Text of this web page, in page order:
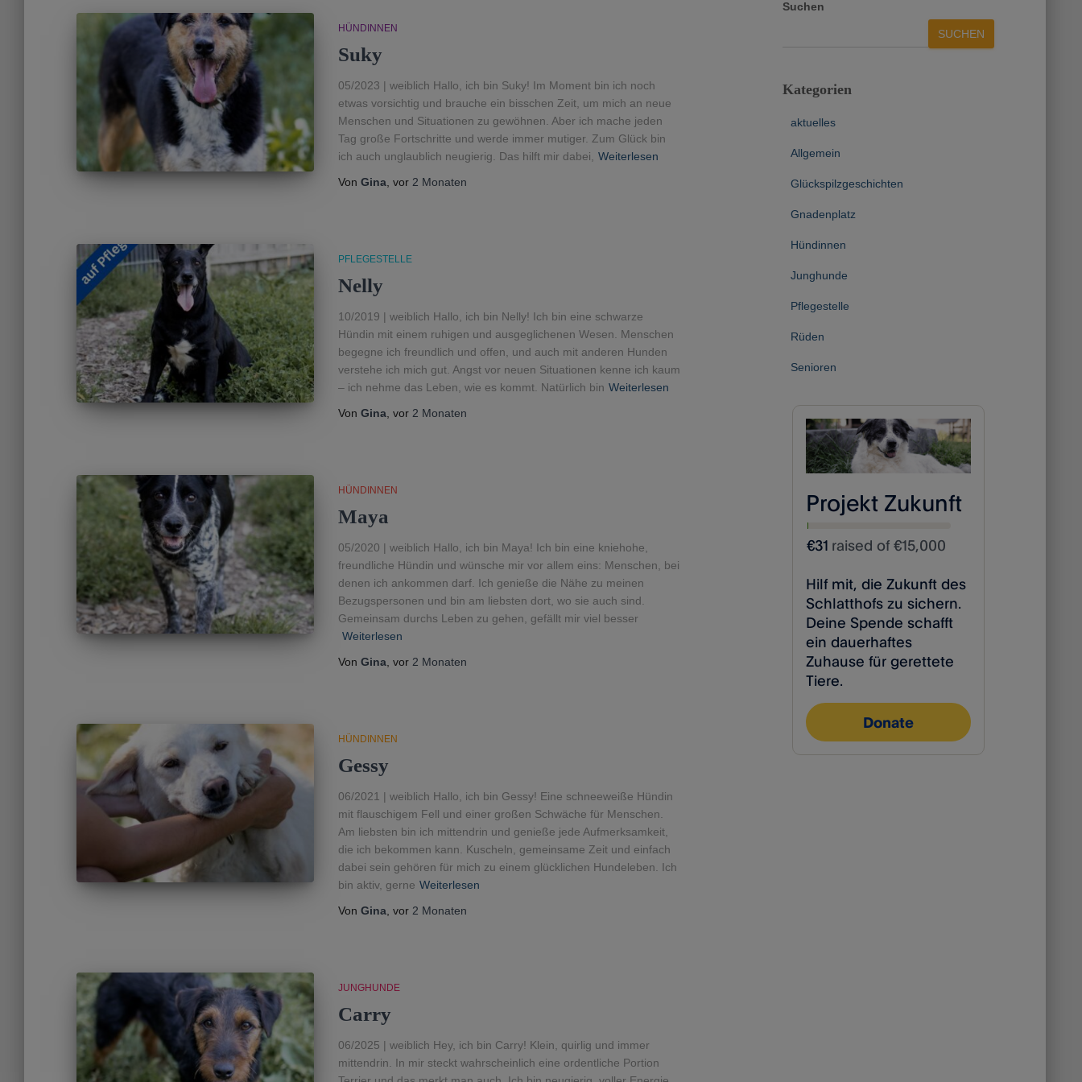
HÜNDINNEN
Suky
05/2023 | weiblich Hallo, ich bin Suky! Im Moment bin ich noch
etwas vorsichtig und brauche ein bisschen Zeit, um mich an neue
Menschen und Situationen zu gewöhnen. Aber ich mache jeden
Tag große Fortschritte und werde immer mutiger. Zum Glück bin
ich auch unglaublich neugierig. Das hilft mir dabei,
Weiterlesen
Von Gina, vor 2 Monaten
PFLEGESTELLE
Nelly
10/2019 | weiblich Hallo, ich bin Nelly! Ich bin eine schwarze
Hündin mit einem ruhigen und ausgeglichenen Wesen. Menschen
begegne ich freundlich und offen, und auch mit anderen Hunden
verstehe ich mich gut. Angst vor neuen Situationen kenne ich kaum
– ich nehme das Leben, wie es kommt. Natürlich bin Weiterlesen
Von Gina, vor 2 Monaten
HÜNDINNEN
Maya
05/2020 | weiblich Hallo, ich bin Maya! Ich bin eine kniehohe,
freundliche Hündin und wünsche mir vor allem eins: Menschen, bei
denen ich ankommen darf. Ich genieße die Nähe zu meinen
Bezugspersonen und bin am liebsten dort, wo sie auch sind.
Gemeinsam durchs Leben zu gehen, gefällt mir viel besser
Weiterlesen
Von Gina, vor 2 Monaten
HÜNDINNEN
Gessy
06/2021 | weiblich Hallo, ich bin Gessy! Eine schneeweiße Hündin
mit flauschigem Fell und einer großen Schwäche für Menschen.
Am liebsten bin ich mittendrin und genieße jede Aufmerksamkeit,
die ich bekommen kann. Kuscheln, gemeinsame Zeit und einfach
dabei sein gehören für mich zu einem glücklichen Hundeleben. Ich
bin aktiv, gerne Weiterlesen
Von Gina, vor 2 Monaten
JUNGHUNDE
Carry
06/2025 | weiblich Hey, ich bin Carry! Klein, quirlig und immer
mittendrin. In mir steckt wahrscheinlich eine ordentliche Portion
Suchen
SUCHEN
Kategorien
aktuelles
Allgemein
Glückspilzgeschichten
Gnadenplatz
Hündinnen
Junghunde
Pflegestelle
Rüden
Senioren